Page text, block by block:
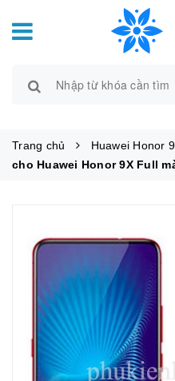
Trang chủ Huawei Honor
cho Huawei Honor 9X Full